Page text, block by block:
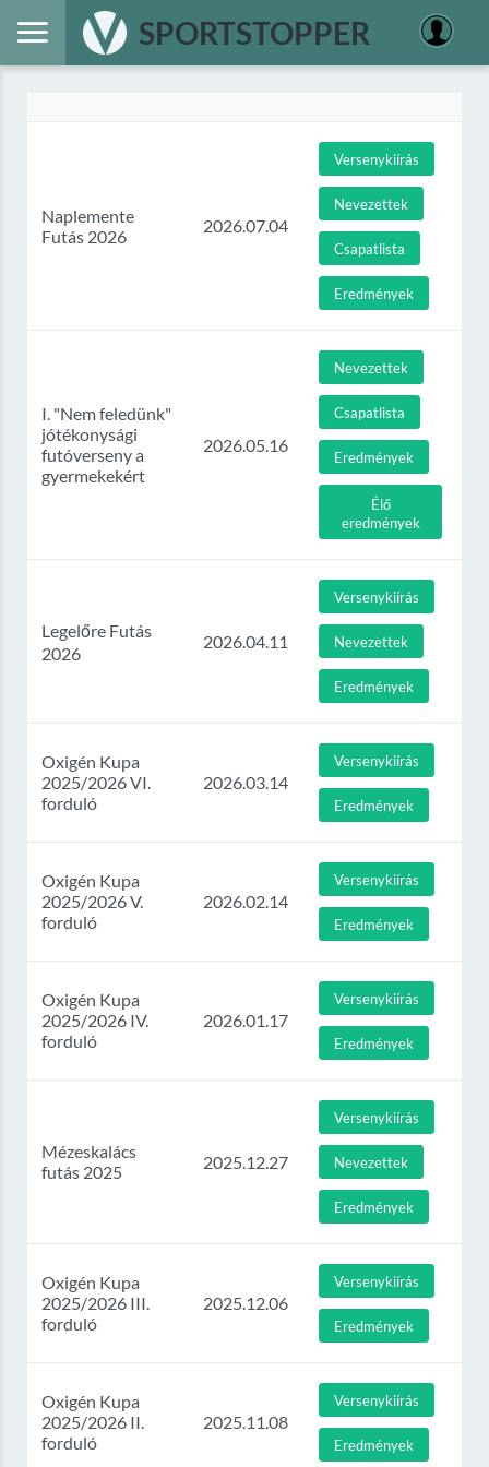
SPORTSTOPPER
Naplemente
Futás 2026
2026.07.04
Versenykiírás
Nevezettek
Csapatlista
Eredmények
I. "Nem feledünk"
jótékonysági
futóverseny a
gyermekekért
2026.05.16
Nevezettek
Csapatlista
Eredmények
Élő
eredmények
Legelőre Futás
2026
2026.04.11
Versenykiírás
Nevezettek
Eredmények
Oxigén Kupa
2025/2026 VI.
forduló
2026.03.14
Versenykiírás
Eredmények
Oxigén Kupa
2025/2026 V.
forduló
2026.02.14
Versenykiírás
Eredmények
Oxigén Kupa
2025/2026 IV.
forduló
2026.01.17
Versenykiírás
Eredmények
Mézeskalács
futás 2025
2025.12.27
Versenykiírás
Nevezettek
Eredmények
Oxigén Kupa
2025/2026 III.
forduló
2025.12.06
Versenykiírás
Eredmények
Oxigén Kupa
2025/2026 II.
forduló
2025.11.08
Versenykiírás
Eredmények